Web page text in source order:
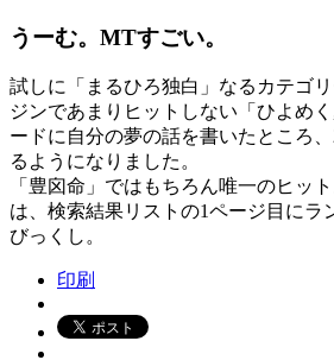
うーむ。MTすごい。
試しに「まるひろ独白」なるカテゴ
ジンであまりヒットしない「ひよめ
ードに自分の夢の話を書いたところ
るようになりました。
「豊囟命」ではもちろん唯一のヒッ
は、検索結果リストの1ページ目にラ
びっくし。
印刷